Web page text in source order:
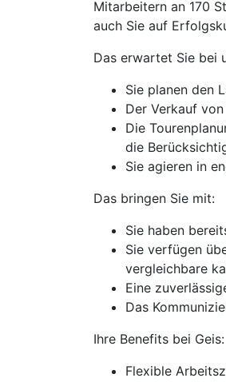
Mitarbeitern an 170
auch Sie auf
Das erwartet Sie bei
Sie planen den
Der Verkauf
Die
die
Sie agieren in
Das bringen Sie mit:
Sie haben
Sie verfügen
vergleichbare
Eine
Das
Ihre Benefits bei Geis:
Flexible